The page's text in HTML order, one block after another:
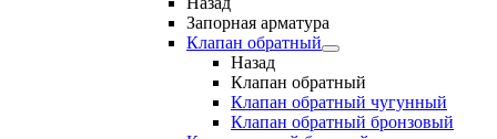
Запорная арматура
Клапан обратный
Назад
Клапан обратный
Клапан обратный чугунный
Клапан обратный бронзовый